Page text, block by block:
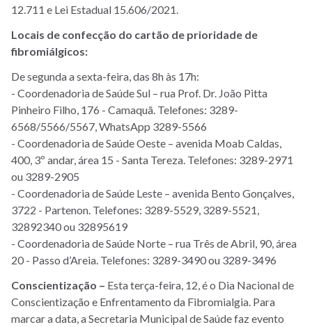
12.711 e Lei Estadual 15.606/2021.
Locais de confecção do cartão de prioridade de
fibromiálgicos:
De segunda a sexta-feira, das 8h às 17h:
- Coordenadoria de Saúde Sul – rua Prof. Dr. João Pitta
Pinheiro Filho, 176 - Camaquã. Telefones: 3289-
6568/5566/5567, WhatsApp 3289-5566
- Coordenadoria de Saúde Oeste – avenida Moab Caldas,
400, 3º andar, área 15 - Santa Tereza. Telefones: 3289-2971
ou 3289-2905
- Coordenadoria de Saúde Leste – avenida Bento Gonçalves,
3722 - Partenon. Telefones: 3289-5529, 3289-5521,
32892340 ou 32895619
- Coordenadoria de Saúde Norte – rua Três de Abril, 90, área
20 - Passo d’Areia. Telefones: 3289-3490 ou 3289-3496
Conscientização – Esta terça-feira, 12, é o Dia Nacional de
Conscientização e Enfrentamento da Fibromialgia. Para
marcar a data, a Secretaria Municipal de Saúde faz evento